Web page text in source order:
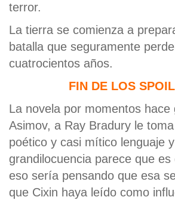
terror.
La tierra se comienza a
batalla que seguramente
cuatrocientos años.
FIN DE LOS
La novela por momentos hace
Asimov, a Ray Bradury le
poético y casi mítico lenguaje
grandilocuencia parece que es
eso sería pensando que esa
que Cixin haya leído como